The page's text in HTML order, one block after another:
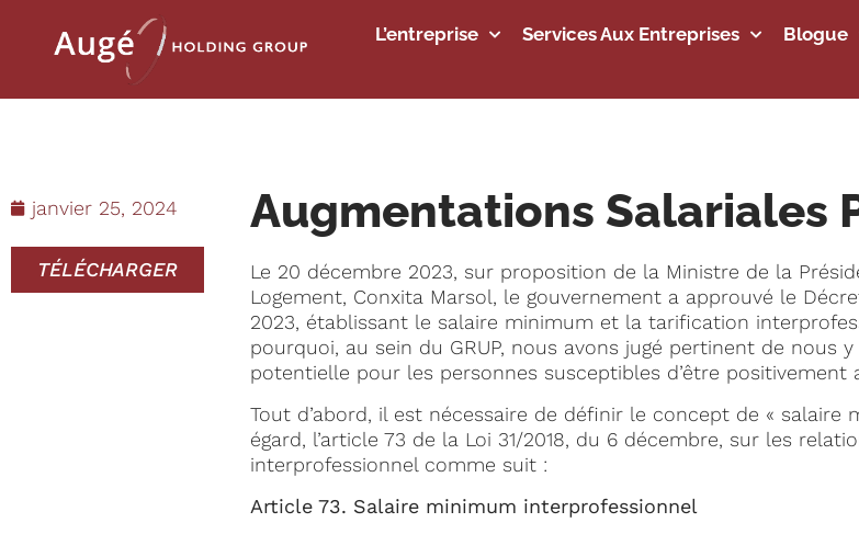
L’entreprise Services Aux Entreprises Blogue
janvier 25, 2024
TÉLÉCHARGER
Augmentations Salariales
Le 20 décembre 2023, sur proposition de la Ministre de la
Logement, Conxita Marsol, le gouvernement a approuvé le
2023, établissant le salaire minimum et la tarification
pourquoi, au sein du GRUP, nous avons jugé pertinent de nous
potentielle pour les personnes susceptibles d’être positivement
Tout d’abord, il est nécessaire de définir le concept de «
égard, l’article 73 de la Loi 31/2018, du 6 décembre, sur les
interprofessionnel comme suit :
Article 73. Salaire minimum interprofessionnel